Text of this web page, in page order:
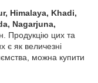
Himalaya, Khadi,
Nagarjuna,
Продукцію цих та
є як величезні
можна купити